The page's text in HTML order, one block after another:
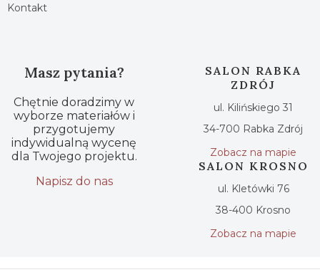
Kontakt
Masz pytania?
Chętnie doradzimy w
wyborze materiałów i
przygotujemy
indywidualną wycenę
dla Twojego projektu.
Napisz do nas
SALON RABKA
ZDRÓJ
ul. Kilińskiego 31
34-700 Rabka Zdrój
Zobacz na mapie
SALON KROSNO
ul. Kletówki 76
38-400 Krosno
Zobacz na mapie